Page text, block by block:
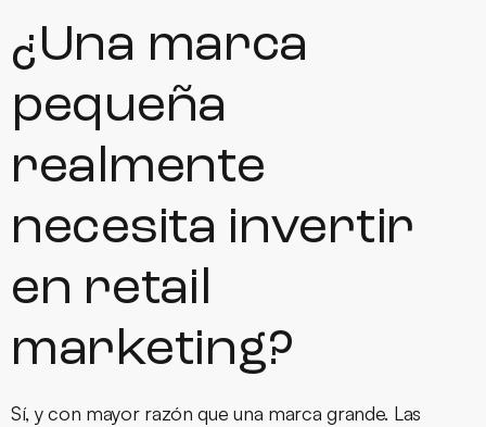
¿Una marca
pequeña
realmente
necesita invertir
en retail
marketing?
Sí, y con mayor razón que una marca grande. Las